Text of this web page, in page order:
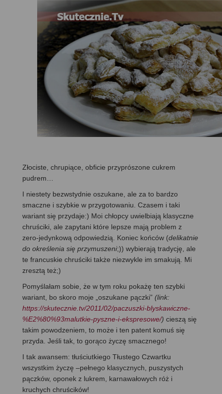
Złociste, chrupiące, obficie przyprószone cukrem
pudrem…
I niestety bezwstydnie oszukane, ale za to bardzo
smaczne i szybkie w przygotowaniu. Czasem i taki
wariant się przydaje:) Moi chłopcy uwielbiają klasyczne
chruściki, ale zapytani które lepsze mają problem z
zero-jedynkową odpowiedzią. Koniec końców (delikatnie
do określenia się przymuszeni;)) wybierają tradycję, ale
te francuskie chruściki także niezwykle im smakują. Mi
zresztą też;)
Pomyślałam sobie, że w tym roku pokażę ten szybki
wariant, bo skoro moje „oszukane pączki” (link:
https://skutecznie.tv/2011/02/paczuszki-blyskawiczne-
%E2%80%93malutkie-pyszne-i-ekspresowe/) cieszą się
takim powodzeniem, to może i ten patent komuś się
przyda. Jeśli tak, to gorąco życzę smacznego!
I tak awansem: tłuściutkiego Tłustego Czwartku
wszystkim życzę –pełnego klasycznych, puszystych
pączków, oponek z lukrem, karnawałowych róż i
kruchych chruścików!